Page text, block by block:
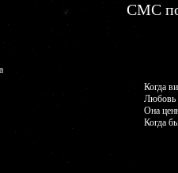
СМС
Когда
Любовь
Она
Когда